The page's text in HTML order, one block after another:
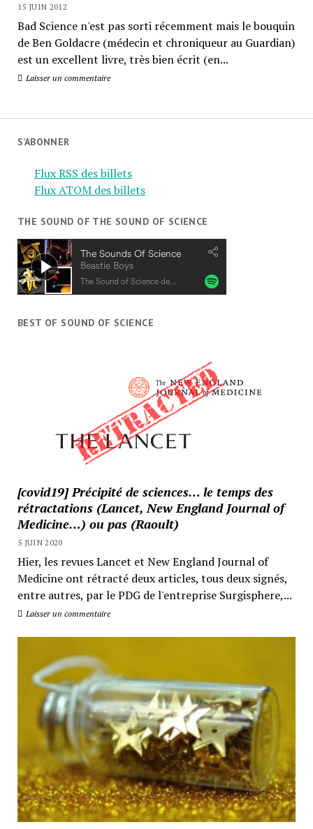
15 JUIN 2012
Bad Science n'est pas sorti récemment mais le bouquin
de Ben Goldacre (médecin et chroniqueur au Guardian)
est un excellent livre, très bien écrit (en...
Laisser un commentaire
S’ABONNER
Flux RSS des billets
Flux ATOM des billets
THE SOUND OF THE SOUND OF SCIENCE
BEST OF SOUND OF SCIENCE
[covid19] Précipité de sciences… le temps des
rétractations (Lancet, New England Journal of
Medicine…) ou pas (Raoult)
5 JUIN 2020
Hier, les revues Lancet et New England Journal of
Medicine ont rétracté deux articles, tous deux signés,
entre autres, par le PDG de l'entreprise Surgisphere,...
Laisser un commentaire